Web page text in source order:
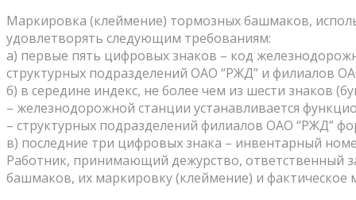
Маркировка (клеймение) тормозных башмаков,
удовлетворять следующим требованиям:
а) первые пять цифровых знаков – код
структурных подразделений ОАО “РЖД” и филиалов
б) в середине индекс, не более чем из шести знаков
– железнодорожной станции устанавливается
– структурных подразделений филиалов ОАО “РЖД”
в) последние три цифровых знака – инвентарный
Работник, принимающий дежурство, ответственный
башмаков, их маркировку (клеймение) и